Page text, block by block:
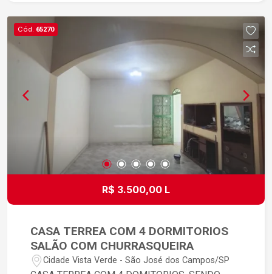
veículos, oferecendo comodidade e segurança
para os moradores. Localizada em uma região
tranquila e com fácil acesso aos principais
comércios, serviços e vias da cidade, esta é uma
excelente oportunidade para quem procura um
imóvel confortável e bem localizado. Entre em
contato com a Maciel Negócios Imobiliários e
agende sua visita!
Cód. 65270
R$ 3.500,00 L
CASA TERREA COM 4 DORMITORIOS
SALÃO COM CHURRASQUEIRA
Cidade Vista Verde - São José dos Campos/SP